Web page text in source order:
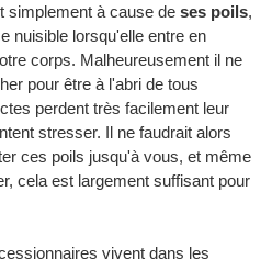
simplement à cause de ses poils,
nuisible lorsqu'elle entre en
corps. Malheureusement il ne
pour être à l'abri de tous
perdent très facilement leur
stresser. Il ne faudrait alors
ces poils jusqu'à vous, et même
cela est largement suffisant pour
vivent dans les